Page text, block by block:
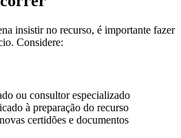
insistir no recurso, é importante fazer
Considere:
ou consultor especializado
à preparação do recurso
certidões e documentos